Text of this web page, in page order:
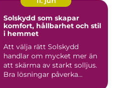
Solskydd som skapar
komfort, hållbarhet och stil
i hemmet
Att välja rätt Solskydd
handlar om mycket mer än
att skärma av starkt solljus.
Bra lösningar påverka...